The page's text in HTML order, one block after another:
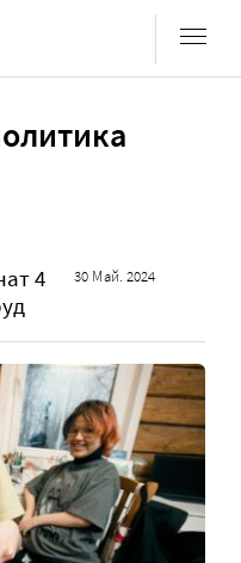
4
30 Май. 2024